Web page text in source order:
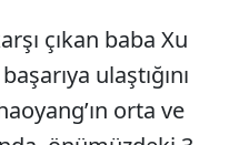
çıkan baba Xu
ulaştığını
orta ve